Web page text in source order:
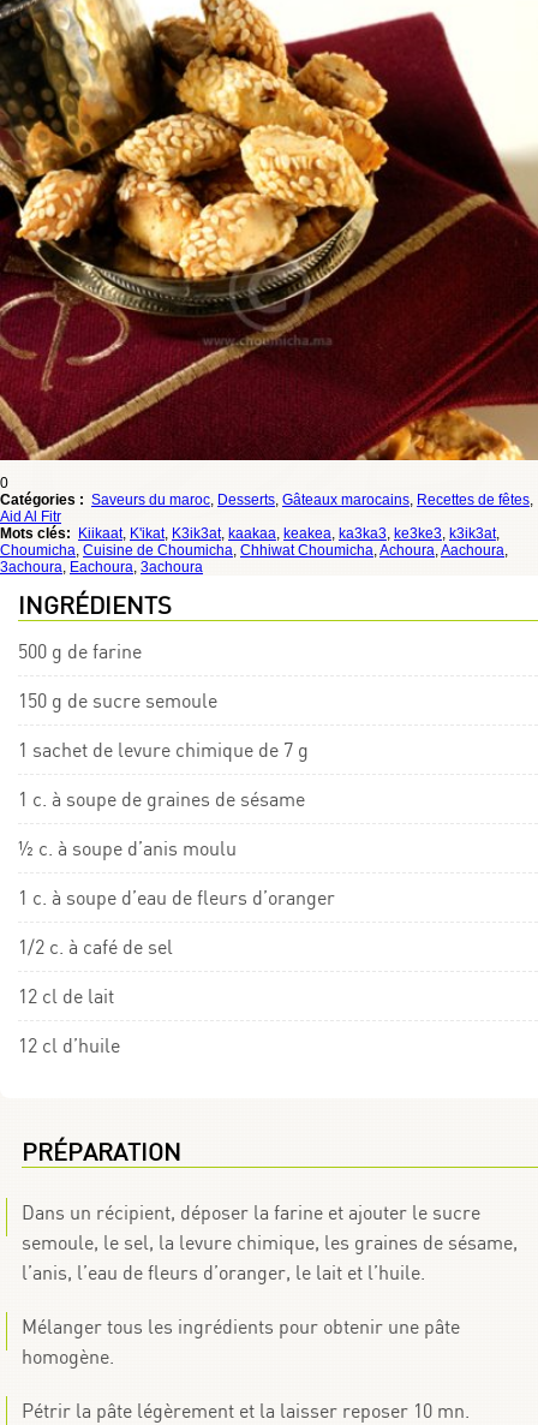
0
Catégories : Saveurs du maroc, Desserts, Gâteaux marocains, Recettes de fêtes,
Aid Al Fitr
Mots clés:
Kiikaat, K'ikat, K3ik3at, kaakaa, keakea, ka3ka3, ke3ke3, k3ik3at,
Choumicha, Cuisine de Choumicha, Chhiwat Choumicha,Achoura,Aachoura,
3achoura, Eachoura, 3achoura
INGRÉDIENTS
500 g de farine
150 g de sucre semoule
1 sachet de levure chimique de 7 g
1 c. à soupe de graines de sésame
½ c. à soupe d’anis moulu
1 c. à soupe d’eau de fleurs d’oranger
1/2 c. à café de sel
12 cl de lait
12 cl d’huile
PRÉPARATION
Dans un récipient, déposer la farine et ajouter le sucre
semoule, le sel, la levure chimique, les graines de sésame,
l’anis, l’eau de fleurs d’oranger, le lait et l’huile.
Mélanger tous les ingrédients pour obtenir une pâte
homogène.
Pétrir la pâte légèrement et la laisser reposer 10 mn.